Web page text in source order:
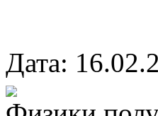
Дата: